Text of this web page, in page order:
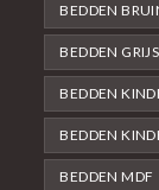
BEDDEN
BEDDEN GRIJS
BEDDEN
BEDDEN
BEDDEN MDF